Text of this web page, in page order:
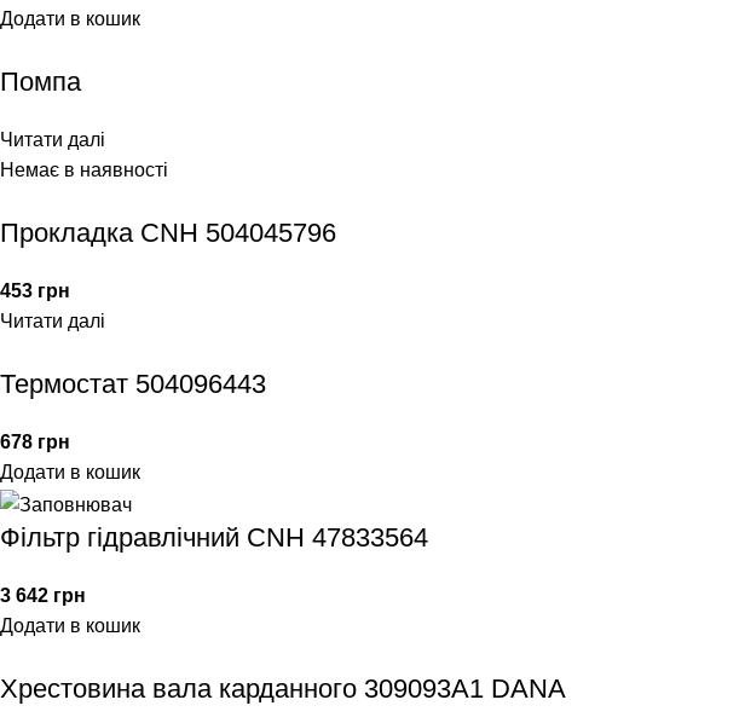
Додати в кошик
Помпа
Читати далі
Немає в наявності
Прокладка CNH 504045796
453 грн
Читати далі
Термостат 504096443
678 грн
Додати в кошик
Фільтр гідравлічний CNH 47833564
3 642 грн
Додати в кошик
Хрестовина вала карданного 309093A1 DANA